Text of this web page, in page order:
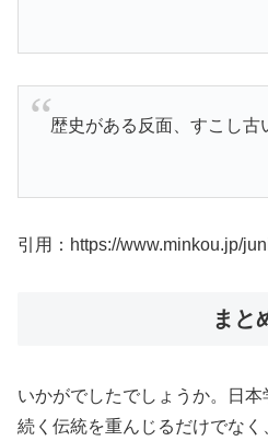
歴史がある反面、すこし古
引用： https://www.minkou.jp/
まと
いかがでしたでしょうか。日
続く伝統を重んじるだけでな